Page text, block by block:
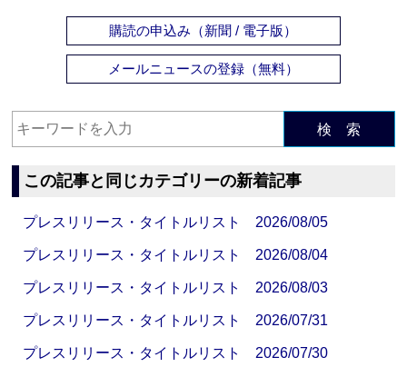
購読の申込み（新聞 / 電子版）
メールニュースの登録（無料）
検 索
この記事と同じカテゴリーの新着記事
プレスリリース・タイトルリスト 2026/08/05
プレスリリース・タイトルリスト 2026/08/04
プレスリリース・タイトルリスト 2026/08/03
プレスリリース・タイトルリスト 2026/07/31
プレスリリース・タイトルリスト 2026/07/30